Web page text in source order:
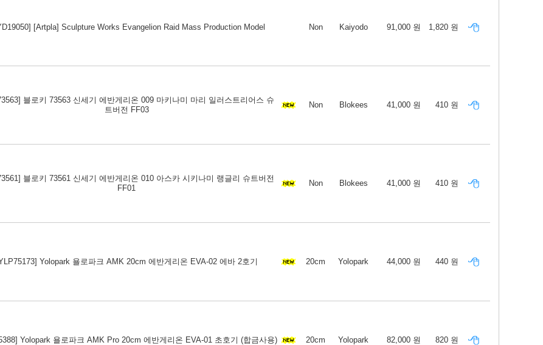
[Artpla] Sculpture Works Evangelion Raid Mass Production Model Non Kaiyodo 91,000 원 1,820 원
블로키 73563 신세기 에반게리온 009 마키나미 마리 일러스트리어스 슈
트버전 FF03
Non Blokees 41,000 원 410 원
블로키 73561 신세기 에반게리온 010 아스카 시키나미 랭글리 슈트버전
FF01
Non Blokees 41,000 원 410 원
Yolopark 욜로파크 AMK 20cm 에반게리온 EVA-02 에바 2호기 20cm Yolopark 44,000 원 440 원
Yolopark 욜로파크 AMK Pro 20cm 에반게리온 EVA-01 초호기 (합금사용) 20cm Yolopark 82,000 원 820 원